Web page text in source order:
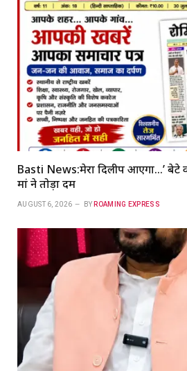
Basti News:मेरा दिलीप आएगा…’ बेटे
मां ने तोड़ा दम
AUGUST 6, 2026 BY ROAMING EXPRESS